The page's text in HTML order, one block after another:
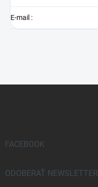
E-mail :
FACEBOOK
ODOBERAŤ NEWSLETTER